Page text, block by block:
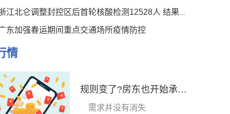
江北仑调整封控区后首轮核酸检测12528人 结果均为阴性
东加强春运期间重点交通场所疫情防控
情
规则变了?房东也开始承担中介费和税费……
需求并没有消失